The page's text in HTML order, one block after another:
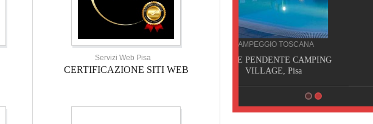
Servizi Web Pisa
CERTIFICAZIONE SITI WEB
CAMPEGGIO TOSCANA
TORRE PENDENTE CAMPING
VILLAGE, Pisa